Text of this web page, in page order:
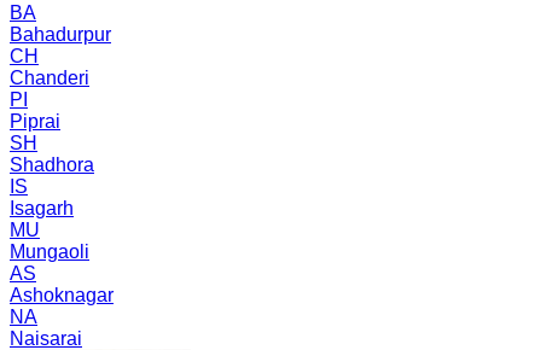
BA
Bahadurpur
CH
Chanderi
PI
Piprai
SH
Shadhora
IS
Isagarh
MU
Mungaoli
AS
Ashoknagar
NA
Naisarai